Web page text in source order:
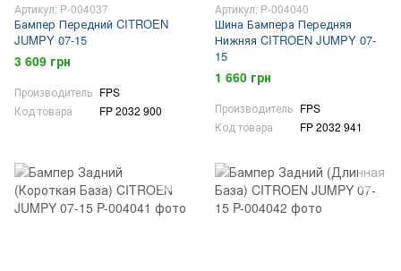
Артикул: P-004037
Бампер Передний CITROEN
JUMPY 07-15
3 609 грн
Производитель FPS
Код товара
FP 2032 900
Артикул: P-004040
Шина Бампера Передняя
Нижняя CITROEN JUMPY 07-
15
1 660 грн
Производитель FPS
Код товара
FP 2032 941